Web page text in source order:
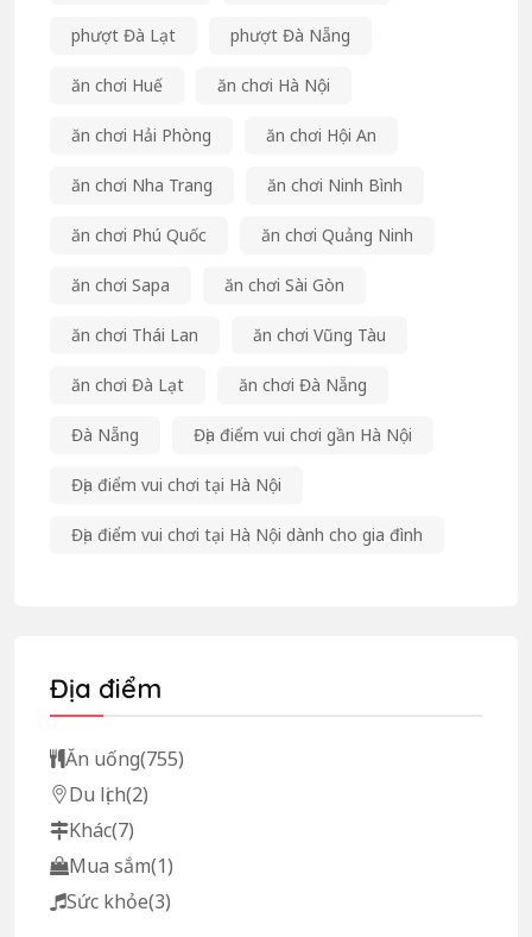
phượt Đà Lạt phượt Đà Nẵng
ăn chơi Huế ăn chơi Hà Nội
ăn chơi Hải Phòng ăn chơi Hội An
ăn chơi Nha Trang ăn chơi Ninh Bình
ăn chơi Phú Quốc ăn chơi Quảng Ninh
ăn chơi Sapa ăn chơi Sài Gòn
ăn chơi Thái Lan ăn chơi Vũng Tàu
ăn chơi Đà Lạt ăn chơi Đà Nẵng
Đà Nẵng Địa điểm vui chơi gần Hà Nội
Địa điểm vui chơi tại Hà Nội
Địa điểm vui chơi tại Hà Nội dành cho gia đình
Địa điểm
Ăn uống(755)
Du lịch(2)
Khác(7)
Mua sắm(1)
Sức khỏe(3)